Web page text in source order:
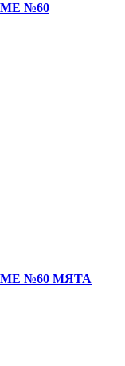
№60
№60 МЯТА